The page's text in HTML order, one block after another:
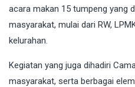
acara makan 15 tumpeng yang
masyarakat, mulai dari RW,
kelurahan.
Kegiatan yang juga dihadiri
masyarakat, serta berbagai